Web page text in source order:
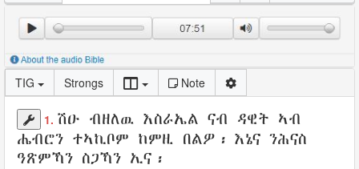
TIG Strongs Note
1. ሽዑ ብዘለዉ እስራኤል ናብ ዳዊት ኣብ
ሔብሮን ተኣኪቦም ከምዚ በልዎ ፡ እኔና ንሕናስ
ዓጽምኻን ስጋኻን ኢና፡